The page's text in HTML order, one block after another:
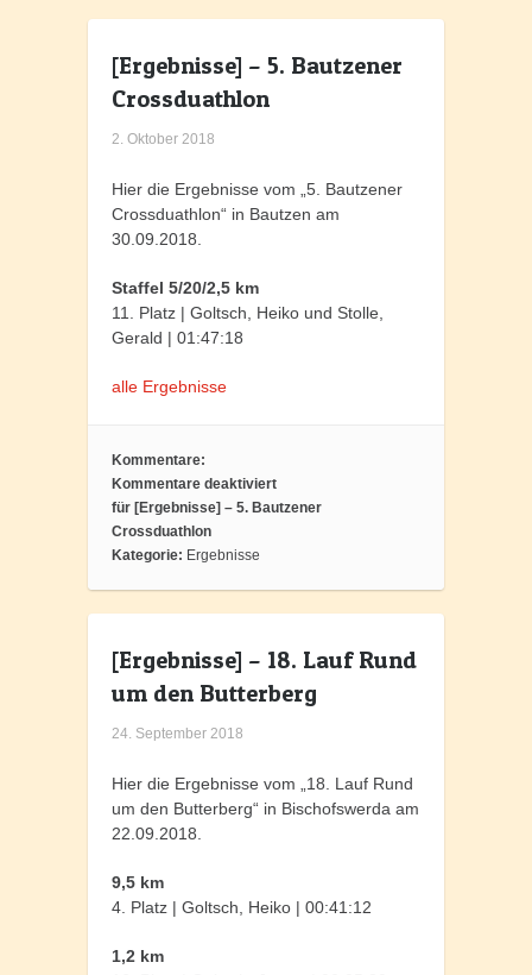
[Ergebnisse] – 5. Bautzener
Crossduathlon
2. Oktober 2018
Hier die Ergebnisse vom „5. Bautzener
Crossduathlon“ in Bautzen am
30.09.2018.
Staffel 5/20/2,5 km
11. Platz | Goltsch, Heiko und Stolle,
Gerald | 01:47:18
alle Ergebnisse
Kommentare:
Kommentare deaktiviert
für [Ergebnisse] – 5. Bautzener
Crossduathlon
Kategorie: Ergebnisse
[Ergebnisse] – 18. Lauf Rund
um den Butterberg
24. September 2018
Hier die Ergebnisse vom „18. Lauf Rund
um den Butterberg“ in Bischofswerda am
22.09.2018.
9,5 km
4. Platz | Goltsch, Heiko | 00:41:12
1,2 km